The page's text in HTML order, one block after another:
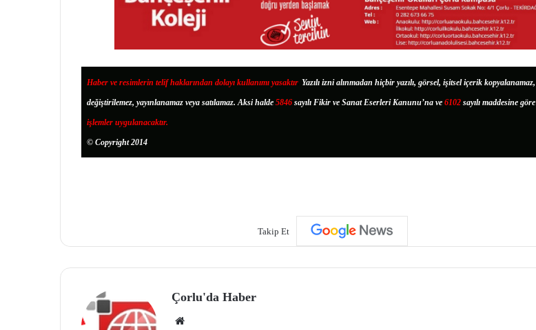
Haber ve resimlerin telif haklarından dolayı kullanımı yasaktır. Yazılı izni alınmadan hiçbir yazılı, görsel, işitsel içerik kopyalanamaz,
değiştirilemez, yayınlanamaz veya satılamaz. Aksi halde 5846 sayılı Fikir ve Sanat Eserleri Kanunu’na ve 6102 sayılı maddesine göre
işlemler uygulanacaktır.
© Copyright 2014
Takip Et
Çorlu'da Haber